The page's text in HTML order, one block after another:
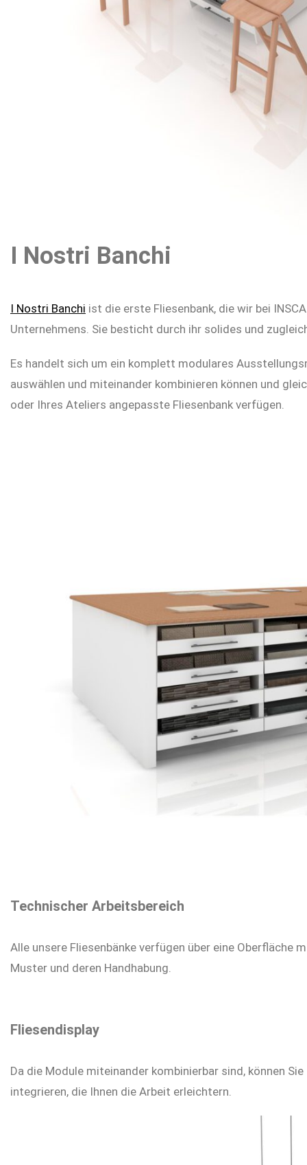
I Nostri Banchi
I Nostri Banchi ist die erste Fliesenbank, die wir bei
Unternehmens. Sie besticht durch ihr solides und
Es handelt sich um ein komplett modulares
auswählen und miteinander kombinieren können und
oder Ihres Ateliers angepasste Fliesenbank verfügen.
Technischer Arbeitsbereich
Alle unsere Fliesenbänke verfügen über eine
Muster und deren Handhabung.
Fliesendisplay
Da die Module miteinander kombinierbar sind, können
integrieren, die Ihnen die Arbeit erleichtern.